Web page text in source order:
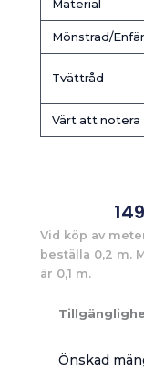
Material
Mönstrad/
Tvättråd
Värt att notera
Vid köp av
beställa 0,2 m.
är 0,1 m.
Önskad